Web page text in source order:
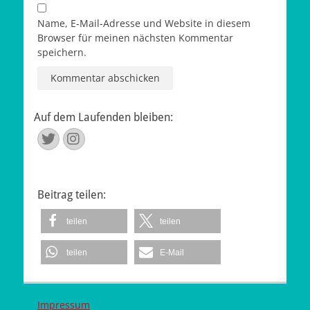
Name, E-Mail-Adresse und Website in diesem
Browser für meinen nächsten Kommentar
speichern.
Auf dem Laufenden bleiben:
Twitter
Instagram
Beitrag teilen:
teilen teilen
teilen E-Mail
Impressum